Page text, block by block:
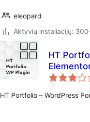
eleopard
Aktyvių instaliacijų:
HT
HT Portfolio – WordPress